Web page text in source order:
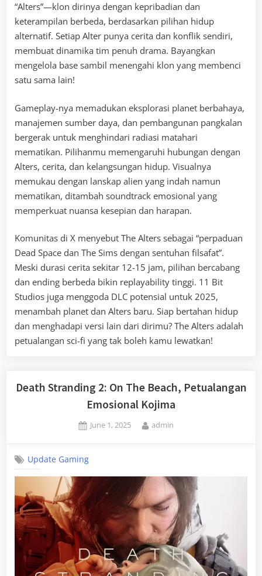
“Alters”—klon dirinya dengan kepribadian dan
keterampilan berbeda, berdasarkan pilihan hidup
alternatif. Setiap Alter punya cerita dan konflik sendiri,
membuat dinamika tim penuh drama. Bayangkan
mengelola base sambil menengahi klon yang membenci
satu sama lain!
Gameplay-nya memadukan eksplorasi planet berbahaya,
manajemen sumber daya, dan pembangunan pangkalan
bergerak untuk menghindari radiasi matahari
mematikan. Pilihanmu memengaruhi hubungan dengan
Alters, cerita, dan kelangsungan hidup. Visualnya
memukau dengan lanskap alien yang indah namun
mematikan, ditambah soundtrack emosional yang
memperkuat nuansa kesepian dan harapan.
Komunitas di X menyebut The Alters sebagai “perpaduan
Dead Space dan The Sims dengan sentuhan filsafat”.
Meski durasi cerita sekitar 12-15 jam, pilihan bercabang
dan ending berbeda bikin replayability tinggi. 11 Bit
Studios juga menggoda DLC potensial untuk 2025,
menambah planet dan Alters baru. Siap bertahan hidup
dan menghadapi versi lain dari dirimu? The Alters adalah
petualangan sci-fi yang tak boleh kamu lewatkan!
Death Stranding 2: On The Beach, Petualangan
Emosional Kojima
Posted
June 1, 2025 By
admin
Update Gaming